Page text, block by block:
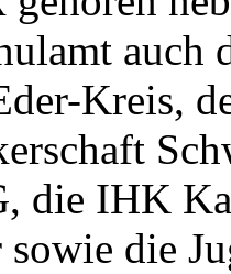
Kreis,
die IHK
die